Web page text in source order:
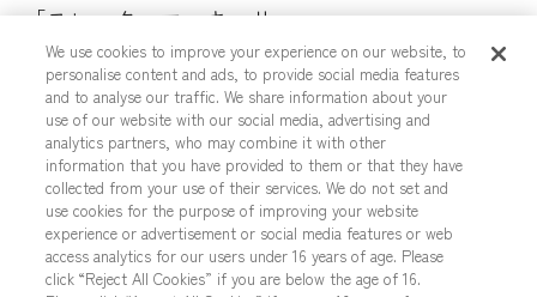
「スレッタ・マーキュリー」
AP 5 HP 5
出典タイトル
機動戦士ガンダム 水星の魔女
入手情報
We use cookies to improve your experience on our website, to
personalise content and ads, to provide social media features
and to analyse our traffic. We share information about your
use of our website with our social media, advertising and
analytics partners, who may combine it with other
information that you have provided to them or that they have
collected from your use of their services. We do not set and
use cookies for the purpose of improving your website
experience or advertisement or social media features or web
access analytics for our users under 16 years of age. Please
click “Reject All Cookies” if you are below the age of 16.